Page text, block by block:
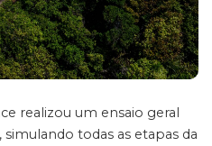
realizou um ensaio geral
todas as etapas da